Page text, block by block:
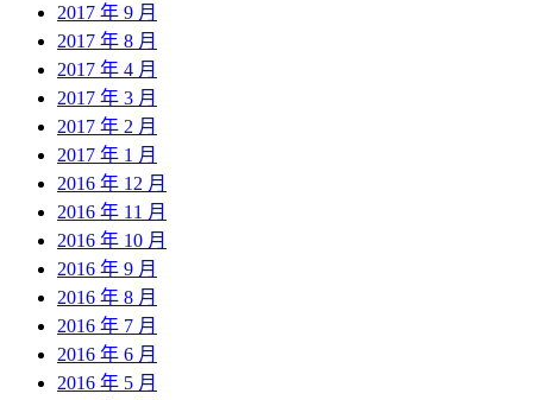
2017 年 9 月
2017 年 8 月
2017 年 4 月
2017 年 3 月
2017 年 2 月
2017 年 1 月
2016 年 12 月
2016 年 11 月
2016 年 10 月
2016 年 9 月
2016 年 8 月
2016 年 7 月
2016 年 6 月
2016 年 5 月